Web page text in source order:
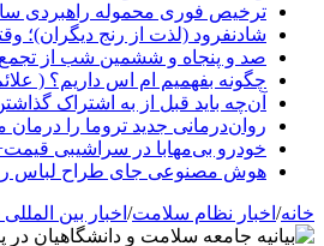
ترخیص فوری محموله راهبردی
شادنفرود (لذت از رنج دیگران)؛
صد و پنجاه‌ و ششمین شب از
چگونه بفهمیم ام اس داریم؟ (
آن‌چه باید قبل از به اشتراک
روان‌درمانی جدید تروما را درمان
خودرو بی‌مهابا در سراشیبی
هوش مصنوعی جای طراح لباس را
خانه/ اخبار نظام سلامت/ اخبار بین